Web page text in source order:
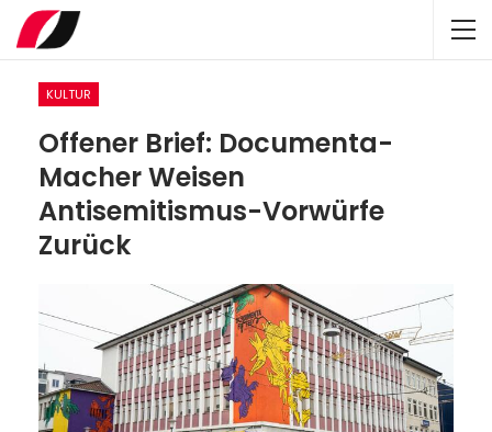
KULTUR
Offener Brief: Documenta-
Macher Weisen
Antisemitismus-Vorwürfe
Zurück